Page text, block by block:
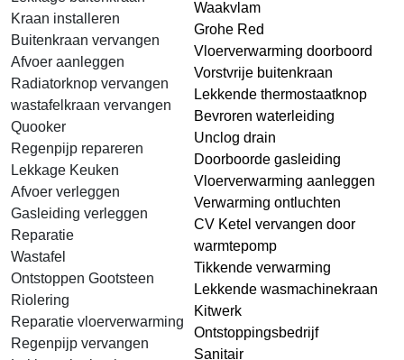
Kraan installeren
Buitenkraan vervangen
Afvoer aanleggen
Radiatorknop vervangen
wastafelkraan vervangen
Quooker
Regenpijp repareren
Lekkage Keuken
Afvoer verleggen
Gasleiding verleggen
Reparatie
Wastafel
Ontstoppen Gootsteen
Riolering
Reparatie vloerverwarming
Regenpijp vervangen
Waakvlam
Grohe Red
Vloerverwarming doorboord
Vorstvrije buitenkraan
Lekkende thermostaatknop
Bevroren waterleiding
Unclog drain
Doorboorde gasleiding
Vloerverwarming aanleggen
Verwarming ontluchten
CV Ketel vervangen door
warmtepomp
Tikkende verwarming
Lekkende wasmachinekraan
Kitwerk
Ontstoppingsbedrijf
Sanitair